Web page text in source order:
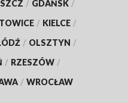
/ GDAŃSK /
/ KIELCE /
/ OLSZTYN /
/ RZESZÓW /
/ WROCŁAW